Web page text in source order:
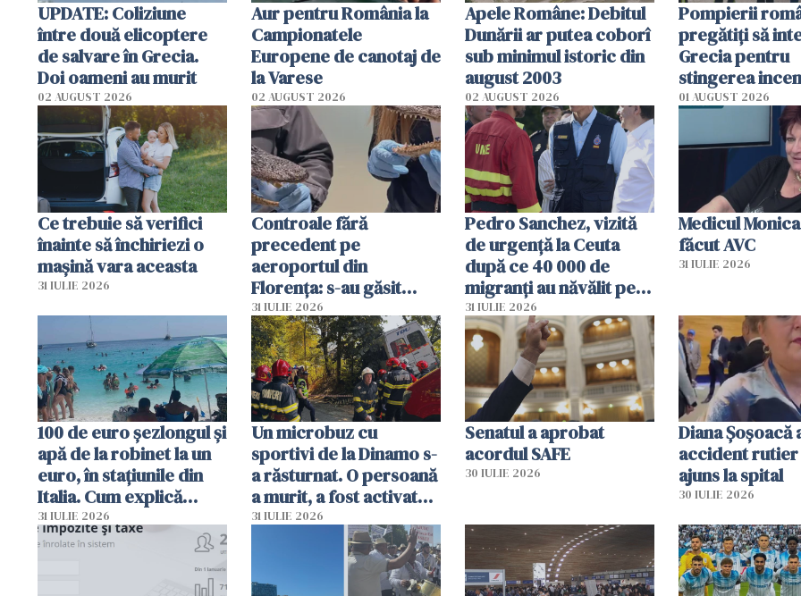
UPDATE: Coliziune
între două elicoptere
de salvare în Grecia.
Doi oameni au murit
02 AUGUST 2026
Aur pentru România la
Campionatele
Europene de canotaj de
la Varese
02 AUGUST 2026
Apele Române: Debitul
Dunării ar putea coborî
sub minimul istoric din
august 2003
02 AUGUST 2026
Pompierii
pregătiţi să
Grecia pentru
stingerea
01 AUGUST 2026
Ce trebuie să verifici
înainte să închiriezi o
mașină vara aceasta
31 IULIE 2026
Controale fără
precedent pe
aeroportul din
Florența: s-au găsit
capete de aligator și o
sumă imensă de bani
31 IULIE 2026
Pedro Sanchez, vizită
de urgență la Ceuta
după ce 40 000 de
migranți au năvălit pe
teritoriul spaniol: „Vom
mobiliza toate
resursele"
31 IULIE 2026
Medicul
făcut AVC
31 IULIE 2026
100 de euro șezlongul și
apă de la robinet la un
euro, în stațiunile din
Italia. Cum explică
autoritățile
31 IULIE 2026
Un microbuz cu
sportivi de la Dinamo s-
a răsturnat. O persoană
a murit, a fost activat
planul roșu de
31 IULIE 2026
Senatul a aprobat
acordul SAFE
30 IULIE 2026
Diana Șoșoacă
accident rutier
ajuns la spital
30 IULIE 2026